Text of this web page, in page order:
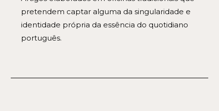
pretendem captar alguma da singularidade e
identidade própria da essência do quotidiano
português.